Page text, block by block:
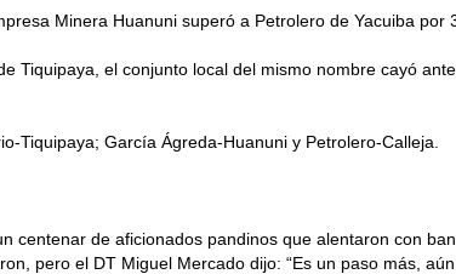
Minera Huanuni superó a Petrolero de Yacuiba
Tiquipaya, el conjunto local del mismo nombre cayó
Tiquipaya; García Ágreda-Huanuni y Petrolero-Calleja.
centenar de aficionados pandinos que alentaron con
pero el DT Miguel Mercado dijo: “Es un paso más,